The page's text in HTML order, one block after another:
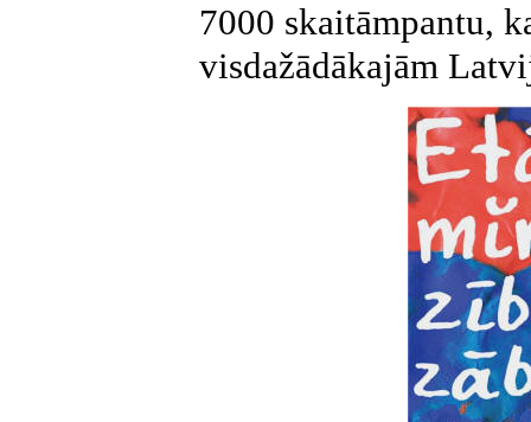
7000 skaitāmpantu,
visdažādākajām